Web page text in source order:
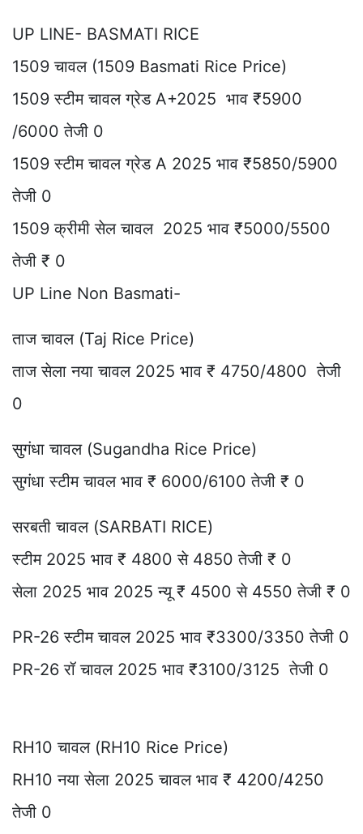
UP LINE- BASMATI RICE
1509 चावल (1509 Basmati Rice Price)
1509 स्टीम चावल ग्रेड A+2025 भाव ₹5900
/6000 तेजी 0
1509 स्टीम चावल ग्रेड A 2025 भाव ₹5850/5900
तेजी 0
1509 क्रीमी सेल चावल 2025 भाव ₹5000/5500
तेजी ₹ 0
UP Line Non Basmati-
ताज चावल (Taj Rice Price)
ताज सेला नया चावल 2025 भाव ₹ 4750/4800 तेजी
0
सुगंधा चावल (Sugandha Rice Price)
सुगंधा स्टीम चावल भाव ₹ 6000/6100 तेजी ₹ 0
सरबती चावल (SARBATI RICE)
स्टीम 2025 भाव ₹ 4800 से 4850 तेजी ₹ 0
सेला 2025 भाव 2025 न्यू ₹ 4500 से 4550 तेजी ₹ 0
PR-26 स्टीम चावल 2025 भाव ₹3300/3350 तेजी 0
PR-26 रॉ चावल 2025 भाव ₹3100/3125 तेजी 0
RH10 चावल (RH10 Rice Price)
RH10 नया सेला 2025 चावल भाव ₹ 4200/4250
तेजी 0